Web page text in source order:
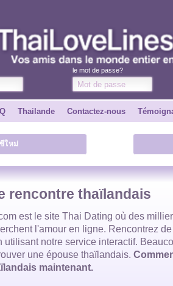
le mot de passe?
Thailande Contactez-nous
ใหม่
rencontre thaïlandais
est le site Thai Dating où des
l'amour en ligne. Rencontrez
utilisant notre service interactif.
une épouse thaïlandais.
maintenant.